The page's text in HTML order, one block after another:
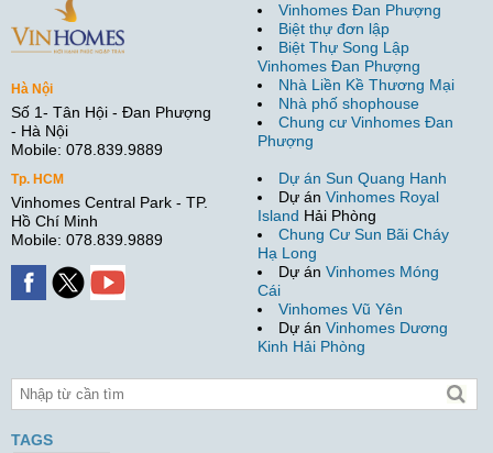
Hà Nội
Số 1- Tân Hội - Đan Phượng
- Hà Nội
Mobile: 078.839.9889
Tp. HCM
Vinhomes Central Park - TP.
Hồ Chí Minh
Mobile: 078.839.9889
Vinhomes Đan Phượng
Biệt thự đơn lập
Biệt Thự Song Lập
Vinhomes Đan Phượng
Nhà Liền Kề Thương Mại
Nhà phố shophouse
Chung cư Vinhomes Đan
Phượng
Dự án Sun Quang Hanh
Dự án Vinhomes Royal
Island Hải Phòng
Chung Cư Sun Bãi Cháy
Hạ Long
Dự án Vinhomes Móng
Cái
Vinhomes Vũ Yên
Dự án Vinhomes Dương
Kinh Hải Phòng
TAGS